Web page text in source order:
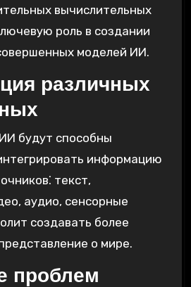
вычислительных
роль в создании
моделей ИИ.
различных
будут способны
информацию
текст,
аудио, сенсорные
создавать более
о мире.
проблем